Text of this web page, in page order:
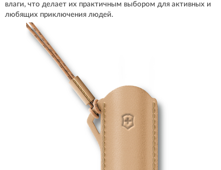
влаги, что делает их практичным выбором для активных и
любящих приключения людей.